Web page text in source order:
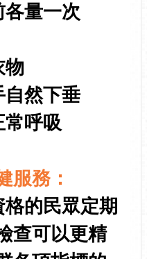
各量一次
物
自然下垂
呼吸
服務：
的民眾定期
查可以更精